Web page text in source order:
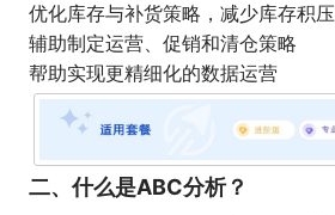
优化库存与补货策略，减少库存积压
辅助制定运营、促销和清仓策略
帮助实现更精细化的数据运营
二、什么是ABC分析？